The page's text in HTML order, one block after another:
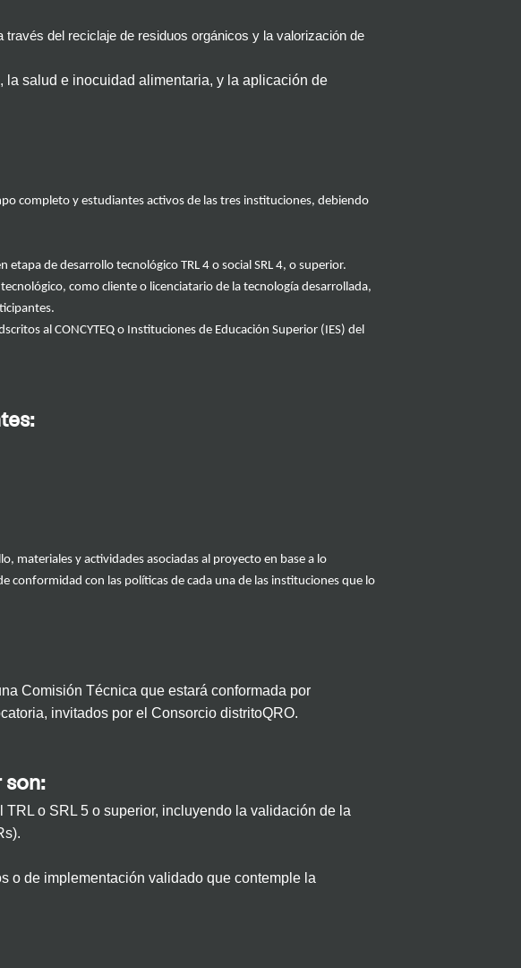
del reciclaje de residuos orgánicos y la valorización de
salud e inocuidad alimentaria, y la aplicación de
completo y estudiantes activos de las tres instituciones, debiendo
etapa de desarrollo tecnológico TRL 4 o social SRL 4, o superior.
como cliente o licenciatario de la tecnología desarrollada,
critos al CONCYTEQ o Instituciones de Educación Superior (IES) del
materiales y actividades asociadas al proyecto en base a lo
conformidad con las políticas de cada una de las instituciones que lo
Comisión Técnica que estará conformada por
catoria, invitados por el Consorcio distritoQRO.
son:
TRL o SRL 5 o superior, incluyendo la validación de la
.
o de implementación validado que contemple la